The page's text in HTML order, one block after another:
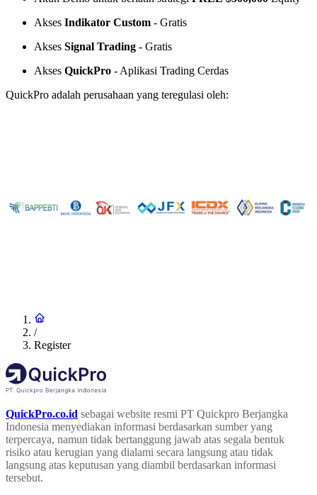
Akses Indikator Custom - Gratis
Akses Signal Trading - Gratis
Akses QuickPro - Aplikasi Trading Cerdas
QuickPro adalah perusahaan yang teregulasi oleh:
/
Register
QuickPro.co.id sebagai website resmi PT Quickpro Berjangka
Indonesia menyediakan informasi berdasarkan sumber yang
terpercaya, namun tidak bertanggung jawab atas segala bentuk
risiko atau kerugian yang dialami secara langsung atau tidak
langsung atas keputusan yang diambil berdasarkan informasi
tersebut.